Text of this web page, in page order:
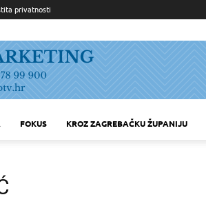
privatnosti
FOKUS KROZ ZAGREBAČKU ŽUPANIJU